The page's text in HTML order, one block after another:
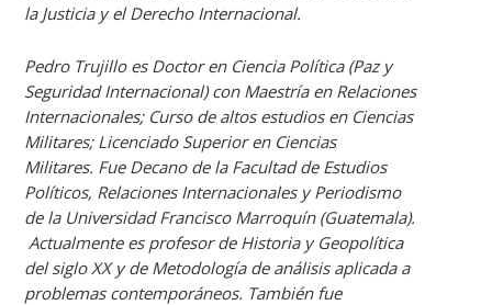
la Justicia y el Derecho Internacional.
Pedro Trujillo es Doctor en Ciencia Política (Paz y
Seguridad Internacional) con Maestría en Relaciones
Internacionales; Curso de altos estudios en Ciencias
Militares; Licenciado Superior en Ciencias
Militares. Fue Decano de la Facultad de Estudios
Políticos, Relaciones Internacionales y Periodismo
de la Universidad Francisco Marroquín (Guatemala).
Actualmente es profesor de Historia y Geopolítica
del siglo XX y de Metodología de análisis aplicada a
problemas contemporáneos. También fue